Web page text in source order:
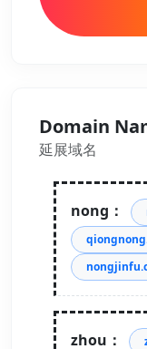
Domain
延展域名
nong：
zhou：